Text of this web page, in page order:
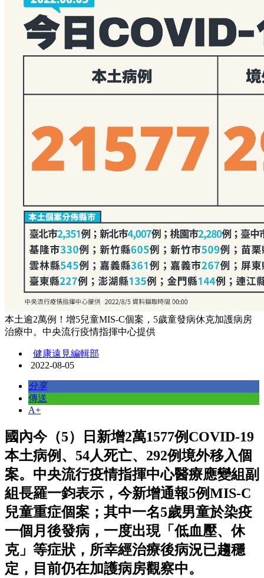
本土逾2萬例！增5兒童MIS-C個案，5歲童發病休克加護病房
治療中。中央流行疫情指揮中心提供
健康遠見編輯部
2022-08-05
分享
傳送
A+
國內今（5）日新增2萬1577例COVID-19
本土病例、54人死亡、292例境外移入個
案。中央流行疫情指揮中心醫療應變組副
組長羅一鈞表示，今新增通報5例MIS-C
兒童重症個案；其中一名5歲男童於染疫
一個月後發病，一度出現「低血壓、休
克」等症狀，所幸經治療後病況已趨穩
定，目前仍在加護病房觀察中。